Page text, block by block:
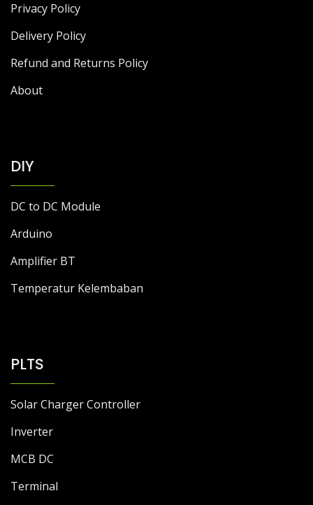
Privacy Policy
Delivery Policy
Refund and Returns Policy
About
DIY
DC to DC Module
Arduino
Amplifier BT
Temperatur Kelembaban
PLTS
Solar Charger Controller
Inverter
MCB DC
Terminal